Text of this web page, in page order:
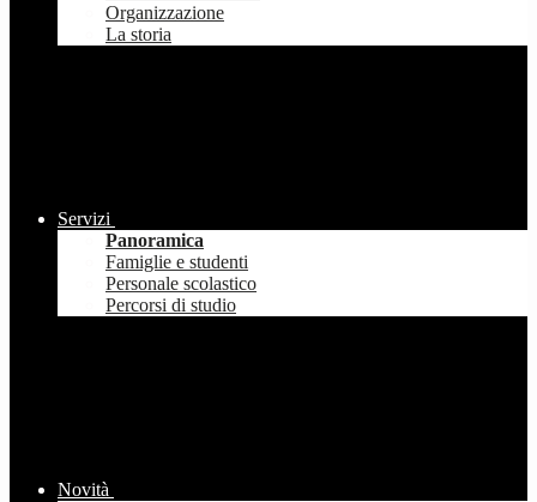
Organizzazione
La storia
Servizi
Panoramica
Famiglie e studenti
Personale scolastico
Percorsi di studio
Novità